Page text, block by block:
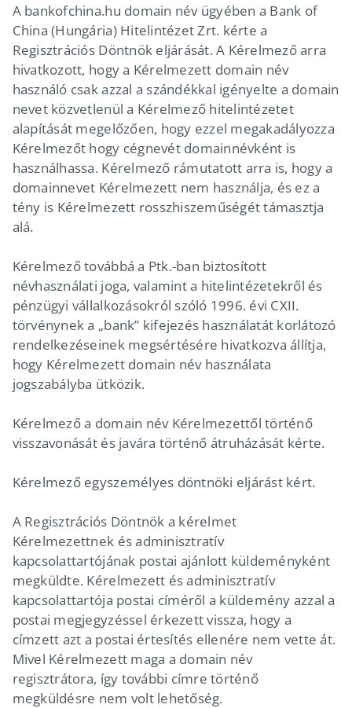
A bankofchina.hu domain név ügyében a Bank of
China (Hungária) Hitelintézet Zrt. kérte a
Regisztrációs Döntnök eljárását. A Kérelmező arra
hivatkozott, hogy a Kérelmezett domain név
használó csak azzal a szándékkal igényelte a domain
nevet közvetlenül a Kérelmező hitelintézetet
alapítását megelőzően, hogy ezzel megakadályozza
Kérelmezőt hogy cégnevét domainnévként is
használhassa. Kérelmező rámutatott arra is, hogy a
domainnevet Kérelmezett nem használja, és ez a
tény is Kérelmezett rosszhiszeműségét támasztja
alá.
Kérelmező továbbá a Ptk.-ban biztosított
névhasználati joga, valamint a hitelintézetekről és
pénzügyi vállalkozásokról szóló 1996. évi CXII.
törvénynek a „bank” kifejezés használatát korlátozó
rendelkezéseinek megsértésére hivatkozva állítja,
hogy Kérelmezett domain név használata
jogszabályba ütközik.
Kérelmező a domain név Kérelmezettől történő
visszavonását és javára történő átruházását kérte.
Kérelmező egyszemélyes döntnöki eljárást kért.
A Regisztrációs Döntnök a kérelmet
Kérelmezettnek és adminisztratív
kapcsolattartójának postai ajánlott küldeményként
megküldte. Kérelmezett és adminisztratív
kapcsolattartója postai címéről a küldemény azzal a
postai megjegyzéssel érkezett vissza, hogy a
címzett azt a postai értesítés ellenére nem vette át.
Mivel Kérelmezett maga a domain név
regisztrátora, így további címre történő
megküldésre nem volt lehetőség.